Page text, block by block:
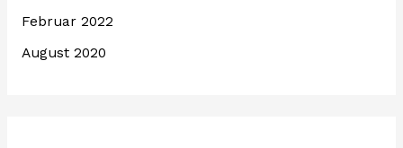
Februar 2022
August 2020